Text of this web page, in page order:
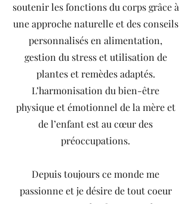
soutenir les fonctions du corps grâce à
une approche naturelle et des conseils
personnalisés en alimentation,
gestion du stress et utilisation de
plantes et remèdes adaptés.
L’harmonisation du bien-être
physique et émotionnel de la mère et
de l’enfant est au cœur des
préoccupations.
Depuis toujours ce monde me
passionne et je désire de tout coeur